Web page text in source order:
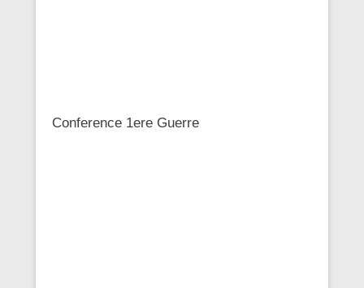
Conference 1ere Guerre